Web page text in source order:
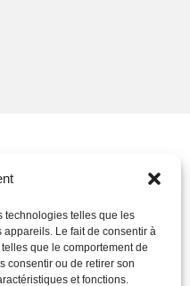
technologies telles que les
Le fait de consentir à
que le comportement de
consentir ou de retirer son
et fonctions.